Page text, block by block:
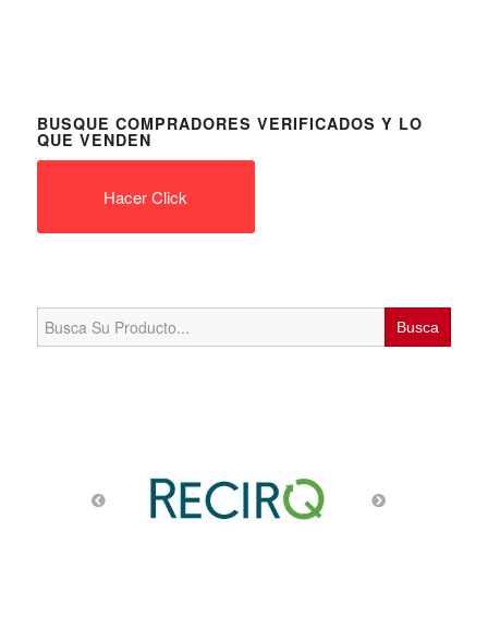
BUSQUE COMPRADORES VERIFICADOS Y LO
QUE VENDEN
Hacer Click
Search
for: